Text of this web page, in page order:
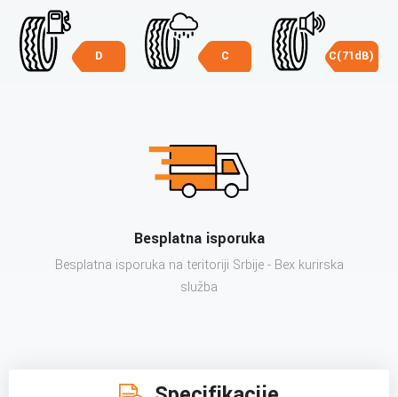
D C C(71dB)
Besplatna isporuka
Besplatna isporuka na teritoriji Srbije - Bex kurirska
služba